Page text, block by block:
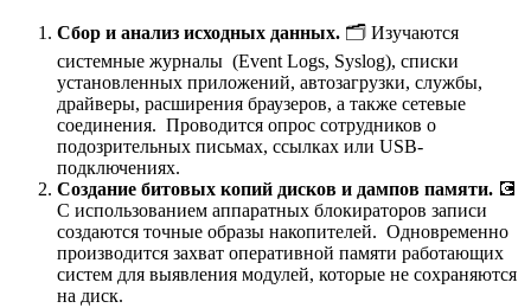
Сбор и анализ исходных данных. 🗂️ Изучаются
системные журналы (Event Logs, Syslog), списки
установленных приложений, автозагрузки, службы,
драйверы, расширения браузеров, а также сетевые
соединения. Проводится опрос сотрудников о
подозрительных письмах, ссылках или USB-
подключениях.
Создание битовых копий дисков и дампов памяти. 💽
С использованием аппаратных блокираторов записи
создаются точные образы накопителей. Одновременно
производится захват оперативной памяти работающих
систем для выявления модулей, которые не сохраняются
на диск.